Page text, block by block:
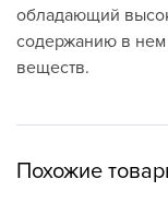
обладающий
содержанию в
веществ.
Похожие